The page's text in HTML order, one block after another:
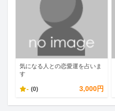
気になる人との恋愛運を占いま
す
- (0) 3,000円